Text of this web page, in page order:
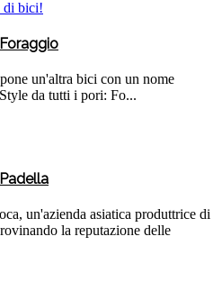
un'altra bici con un nome
da tutti i pori: Fo...
un'azienda asiatica produttrice di
la reputazione delle